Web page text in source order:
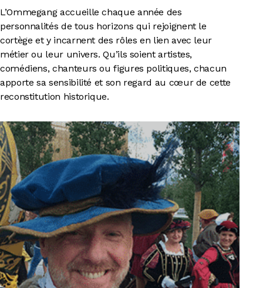
L’Ommegang accueille chaque année des
personnalités de tous horizons qui rejoignent le
cortège et y incarnent des rôles en lien avec leur
métier ou leur univers. Qu’ils soient artistes,
comédiens, chanteurs ou figures politiques, chacun
apporte sa sensibilité et son regard au cœur de cette
reconstitution historique.